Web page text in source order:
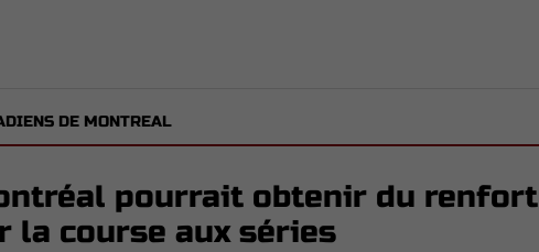
DE MONTREAL
pourrait obtenir du renfort
la course aux séries